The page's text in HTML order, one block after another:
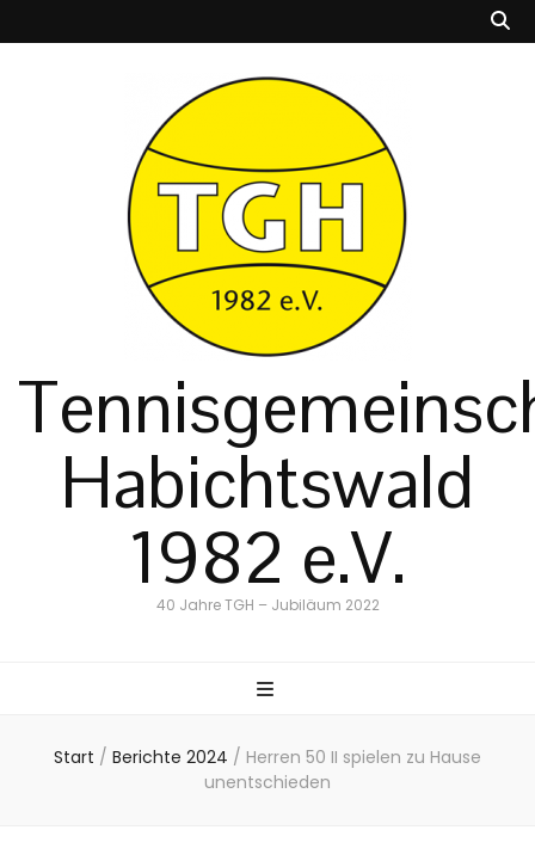
Habichtswald
1982 e.V.
40 Jahre TGH – Jubiläum 2022
Start / Berichte 2024 / Herren 50 II spielen zu Hause
unentschieden